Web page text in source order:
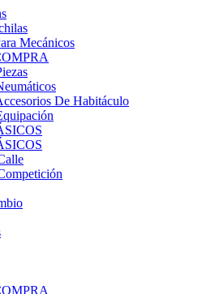
Mecánicos
De Habitáculo